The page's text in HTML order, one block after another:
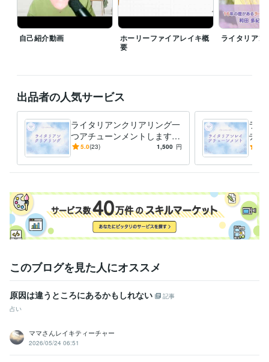
遠隔リアルタイムはお約束した日時にヒーリングを開始します。
３０分くらい前にリマインドメッセージを送ります。
遠隔リアルタイムは、１０時～１６時　２０～２４時の間で承ることが
ライフスタイル・その他 / 公務員
受賞歴
ココナラ「レイキミラクルワーク」 ココナラ「アチューメントのし
くみと実践」
ココナラ・プラチナランク
ココナラ「レイキ練習ノー
ト」
ココナラ「レイキ誘導瞑想5本」
ココナラ「銀河人類活性化誘
助産師 取得年 : 1986年
保健師 取得年 : 1993年
認定レイキティーチャー 取得年 : 2007年
スピリチュアルタロット士 取得年 : 2007年
占い 各種レイキを使ったヒーリング
レイキ カルナレイキ ライタリアンレイキ
カルナレイキマスター
占い
学歴
新潟大学 1986年3月 ~ 1987年2月
自己紹介動画
ホーリーファイアレイキ概
要
ライタリアン
出品者の人気サービス
ライタリアンクリアリング一
つアチューンメントします
魂の深い浄化で心身の調和を
しょう。
5.0(23) 1,500 円
ライ
チュ
ンデ
う。
このブログを見た人にオススメ
原因は違うところにあるかもしれない
記事
占い
ママさんレイキティーチャー
2026/05/24 06:51